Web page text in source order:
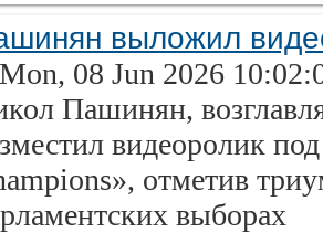
выложил
08 Jun 2026
Пашинян,
видеоролик
отметив
выборах